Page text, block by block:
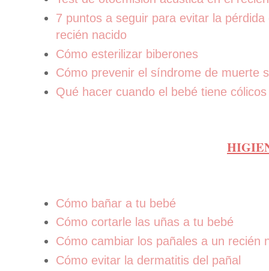
7 puntos a seguir para evitar la pérdida
recién nacido
Cómo esterilizar biberones
Cómo prevenir el síndrome de muerte
Qué hacer cuando el bebé tiene
Cómo bañar a tu bebé
Cómo cortarle las uñas a tu bebé
Cómo cambiar los pañales a un recién
Cómo evitar la dermatitis del pañal